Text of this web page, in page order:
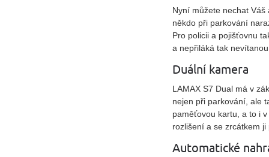
Nyní můžete nechat
někdo při parkování
Pro policii a pojišťovnu
a nepřiláká tak
Duální kamera
LAMAX S7 Dual má v
nejen při parkování, ale
paměťovou kartu, a to i
rozlišení a se zrcátkem
Automatické